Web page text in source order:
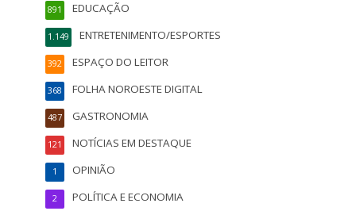
EDUCAÇÃO
891
ENTRETENIMENTO/ESPORTES
1.149
ESPAÇO DO LEITOR
392
FOLHA NOROESTE DIGITAL
368
GASTRONOMIA
487
NOTÍCIAS EM DESTAQUE
121
OPINIÃO
1
POLÍTICA E ECONOMIA
2